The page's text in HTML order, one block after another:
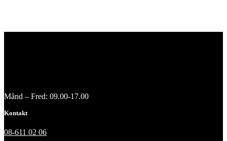
Månd – Fred: 09.00-17.00
Kontakt
08-611 02 06